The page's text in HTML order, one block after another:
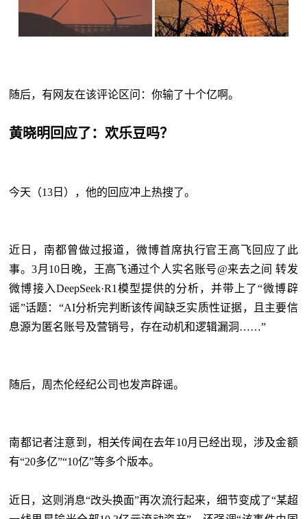
随后，有网友在该评论区问：你输了十个亿啊。
黄晓明回应了：欢乐豆吗？
今天（13日），他的回应冲上热搜了。
近日，南都曾做过报道，微博首席执行官王高飞回应了此
事。3月10日晚，王高飞通过个人实名账号@来去之间 转发
微博接入DeepSeek·R1模型提供的分析，并带上了“微博辟
谣”话题：“AI分析完判断该传闻缺乏实质性证据，且主要信
息源为匿名账号及营销号，存在动机和逻辑漏洞……”
随后，周杰伦经纪公司也发声辟谣。
南都记者注意到，相关传闻在去年10月已经出现，涉及金额
有“20多亿”“10亿”等多个版本。
近日，这则消息“改头换面”再次流行起来，细节变成了“某超